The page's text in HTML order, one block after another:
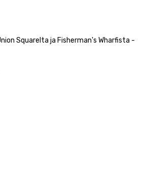
Squarelta ja Fisherman's Wharfista -